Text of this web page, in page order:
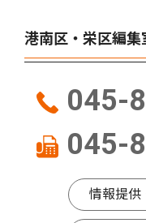
港南区・栄区編集
045-
045-
情報提供